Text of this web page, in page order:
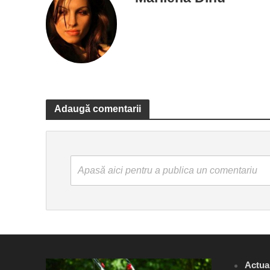
Adaugă comentarii
Apasă aici pentru a publica un comentariu